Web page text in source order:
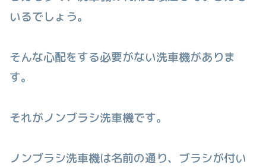
いるでしょう。
そんな心配をする必要がない洗車機がありま
す。
それがノンブラシ洗車機です。
ノンブラシ洗車機は名前の通り、ブラシが付い